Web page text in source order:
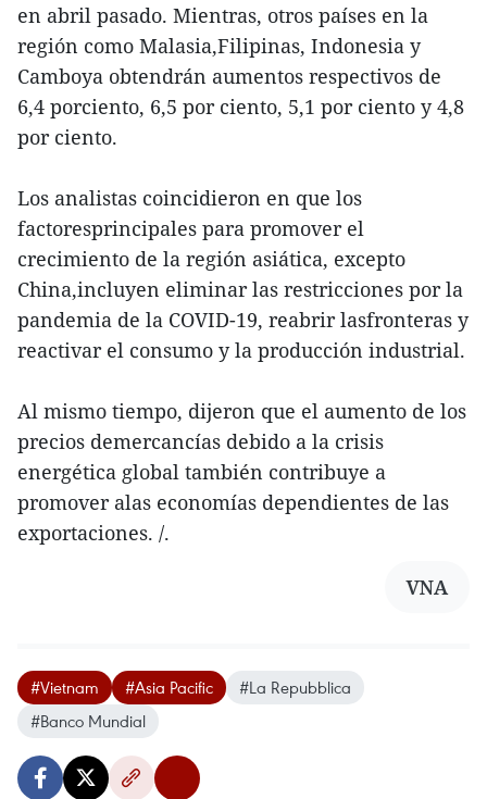
en abril pasado. Mientras, otros países en la
región como Malasia,Filipinas, Indonesia y
Camboya obtendrán aumentos respectivos de
6,4 porciento, 6,5 por ciento, 5,1 por ciento y 4,8
por ciento.
Los analistas coincidieron en que los
factoresprincipales para promover el
crecimiento de la región asiática, excepto
China,incluyen eliminar las restricciones por la
pandemia de la COVID-19, reabrir lasfronteras y
reactivar el consumo y la producción industrial.
Al mismo tiempo, dijeron que el aumento de los
precios demercancías debido a la crisis
energética global también contribuye a
promover alas economías dependientes de las
exportaciones. /.
VNA
#Vietnam #Asia Pacific
#La Repubblica
#Banco Mundial